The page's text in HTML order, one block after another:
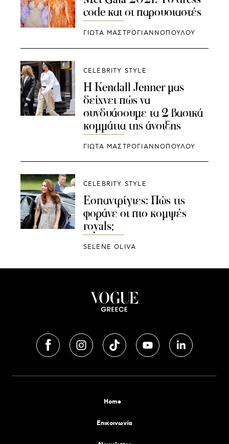
code και οι παρουσιαστές
ΓΙΩΤΑ ΜΑΣΤΡΟΓΙΑΝΝΟΠΟΥΛΟΥ
CELEBRITY STYLE
H Kendall Jenner μας
δείχνει πώς να
συνδυάσουμε τα 2 βασικά
κομμάτια της άνοιξης
ΓΙΩΤΑ ΜΑΣΤΡΟΓΙΑΝΝΟΠΟΥΛΟΥ
CELEBRITY STYLE
Εσπαντρίγιες: Πώς τις
φοράνε οι πιο κομψές
royals;
SELENE OLIVA
Home
Επικοινωνία